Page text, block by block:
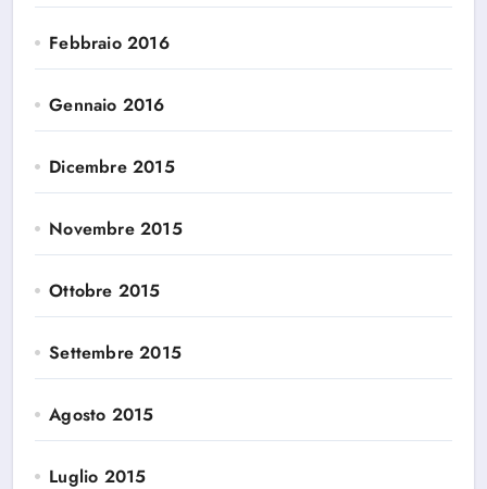
Febbraio 2016
Gennaio 2016
Dicembre 2015
Novembre 2015
Ottobre 2015
Settembre 2015
Agosto 2015
Luglio 2015